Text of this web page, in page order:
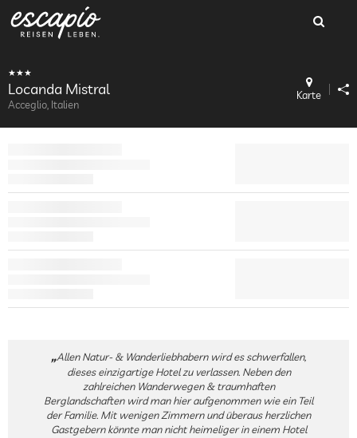
Locanda Mistral
Acceglio, Italien
Karte
Allen Natur- & Wanderliebhabern wird es schwerfallen,
dieses einzigartige Hotel zu verlassen. Neben den
zahlreichen Wanderwegen & traumhaften
Berglandschaften wird man hier aufgenommen wie ein Teil
der Familie. Mit wenigen Zimmern und überaus herzlichen
Gastgebern könnte man nicht heimeliger in einem Hotel